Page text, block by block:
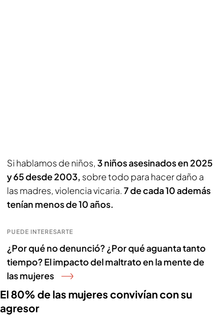
Si hablamos de niños, 3 niños asesinados en 2025
y 65 desde 2003, sobre todo para hacer daño a
las madres, violencia vicaria. 7 de cada 10 además
tenían menos de 10 años.
PUEDE INTERESARTE
¿Por qué no denunció? ¿Por qué aguanta tanto
tiempo? El impacto del maltrato en la mente de
las mujeres
El 80% de las mujeres convivían con su
agresor